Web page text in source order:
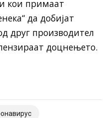
кои примаат
да добијат
друг производител
доцнењето.